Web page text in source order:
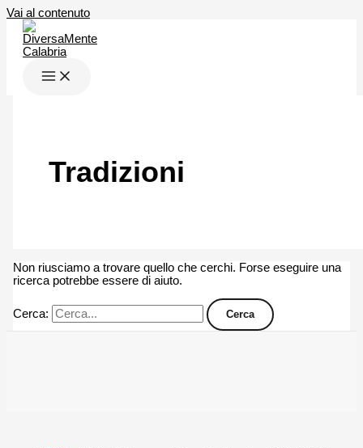
Vai al contenuto
Tradizioni
Non riusciamo a trovare quello che cerchi. Forse eseguire una
ricerca potrebbe essere di aiuto.
Cerca: